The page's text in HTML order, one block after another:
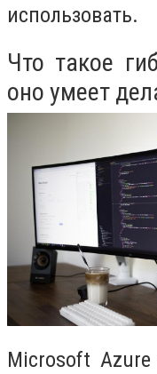
использовать.
Что такое
оно умеет
Microsoft